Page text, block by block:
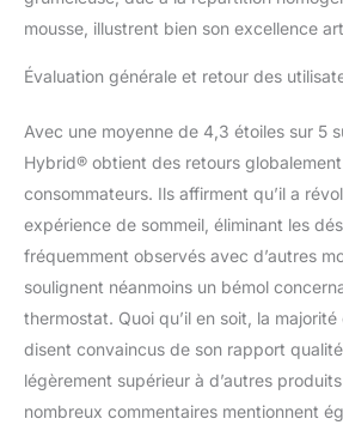
dormeurs
d'oreillers,
fruits.
remporté
industriels
la marque
plus
monde.
mousse, illustrent bien son excellence
Évaluation générale et retour des
Avec une moyenne de 4,3 étoiles sur 5
Hybrid® obtient des retours
consommateurs. Ils affirment qu’il a
expérience de sommeil, éliminant les
fréquemment observés avec d’autres
soulignent néanmoins un bémol
thermostat. Quoi qu’il en soit, la
disent convaincus de son rapport
légèrement supérieur à d’autres
nombreux commentaires mentionnent